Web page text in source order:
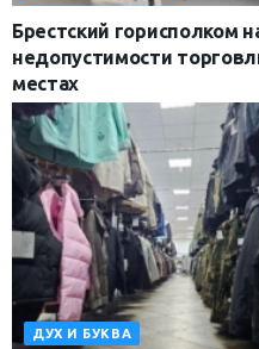
Брестский горисполком
недопустимости
местах
ДУХ И БУКВА